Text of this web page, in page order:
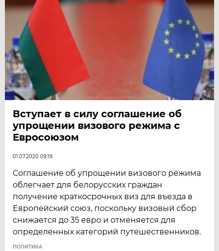
Вступает в силу соглашение об
упрощении визового режима с
Евросоюзом
01.07.2020 09:19
Соглашение об упрощении визового режима
облегчает для белорусских граждан
получение краткосрочных виз для въезда в
Европейский союз, поскольку визовый сбор
снижается до 35 евро и отменяется для
определенных категорий путешественников.
ПОЛИТИКА